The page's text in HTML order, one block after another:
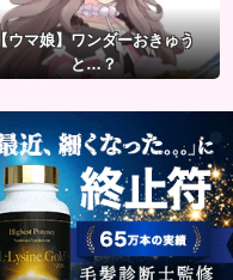
【ウマ娘】ワンダーおきゅう
と…？